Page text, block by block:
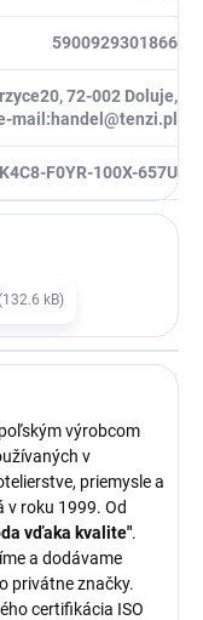
5900929301866
72-002 Doluje,
mail:handel@tenzi.pl
K4C8-F0YR-100X-657U
kB)
výrobcom
v
priemysle a
roku 1999. Od
vďaka kvalite".
a dodávame
privátne značky.
certifikácia ISO